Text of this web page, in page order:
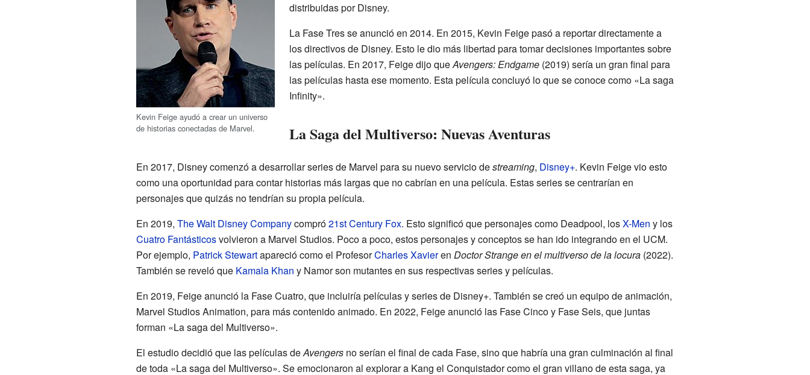
Kevin Feige ayudó a crear un universo
de historias conectadas de Marvel.
distribuidas por Disney.
La Fase Tres se anunció en 2014. En 2015, Kevin Feige pasó a reportar directamente a
los directivos de Disney. Esto le dio más libertad para tomar decisiones importantes sobre
las películas. En 2017, Feige dijo queAvengers: Endgame(2019) sería un gran final para
las películas hasta ese momento. Esta película concluyó lo que se conoce como «La saga
Infinity».
La Saga del Multiverso: Nuevas Aventuras
En 2017, Disney comenzó a desarrollar series de Marvel para su nuevo servicio destreaming, Disney+. Kevin Feige vio esto
como una oportunidad para contar historias más largas que no cabrían en una película. Estas series se centrarían en
personajes que quizás no tendrían su propia película.
En 2019, The Walt Disney Companycompró21st Century Fox. Esto significó que personajes como Deadpool, losX-Men y los
Cuatro Fantásticosvolvieron a Marvel Studios. Poco a poco, estos personajes y conceptos se han ido integrando en el UCM.
Por ejemplo, Patrick Stewartapareció como el ProfesorCharles Xavieren Doctor Strange en el multiverso de la locura(2022).
También se reveló que Kamala Khan y Namor son mutantes en sus respectivas series y películas.
En 2019, Feige anunció la Fase Cuatro, que incluiría películas y series de Disney+. También se creó un equipo de animación,
Marvel Studios Animation, para más contenido animado. En 2022, Feige anunció las Fase Cinco y Fase Seis, que juntas
forman «La saga del Multiverso».
El estudio decidió que las películas deAvengersno serían el final de cada Fase, sino que habría una gran culminación al final
de toda «La saga del Multiverso». Se emocionaron al explorar a Kang el Conquistador como el gran villano de esta saga, ya